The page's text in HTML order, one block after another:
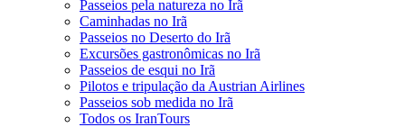
Passeios pela natureza no Irã
Caminhadas no Irã
Passeios no Deserto do Irã
Excursões gastronômicas no Irã
Passeios de esqui no Irã
Pilotos e tripulação da Austrian Airlines
Passeios sob medida no Irã
Todos os IranTours